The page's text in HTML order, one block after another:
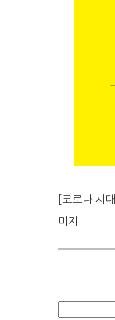
[코로나 시
미지